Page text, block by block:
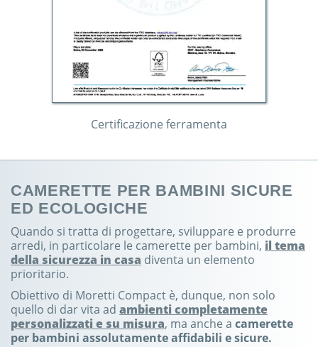
Certificazione ferramenta
CAMERETTE PER BAMBINI SICURE
ED ECOLOGICHE
Quando si tratta di progettare, sviluppare e produrre
arredi, in particolare le camerette per bambini, il tema
della sicurezza in casa diventa un elemento
prioritario.
Obiettivo di Moretti Compact è, dunque, non solo
quello di dar vita ad ambienti completamente
personalizzati e su misura, ma anche a camerette
per bambini assolutamente affidabili e sicure.